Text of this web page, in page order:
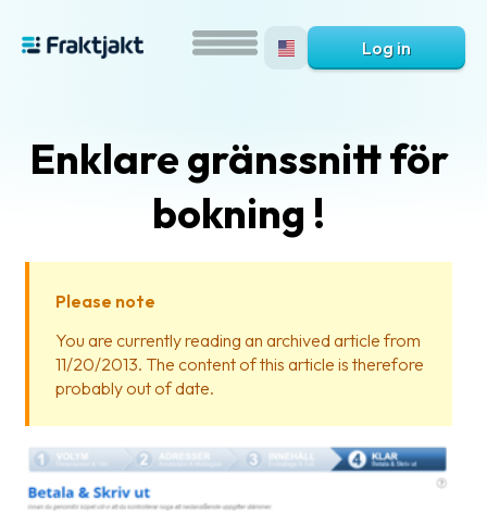
is
Fraktjakt?
Help?
FAQ
Log in
Enklare gränssnitt för
bokning !
Please note
You are currently reading an archived article from
11/20/2013. The content of this article is therefore
probably out of date.